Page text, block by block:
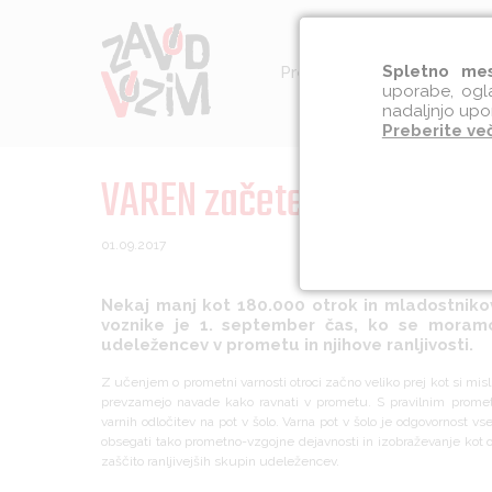
Preventiva Socialna
VAREN začetek šolskega
01.09.2017
Nekaj manj kot 180.000 otrok in
voznike je 1. september čas, ko se
udeležencev v prometu in njihove ranljivosti.
Z učenjem o prometni varnosti otroci začno veliko prej kot si
prevzamejo navade kako ravnati v prometu. S pravilnim
varnih odločitev na pot v šolo. Varna pot v šolo je odgovornost
obsegati tako prometno-vzgojne dejavnosti in izobraževanje
zaščito ranljivejših skupin udeležencev.
Spletno
uporabe,
nadaljnjo
Preberite